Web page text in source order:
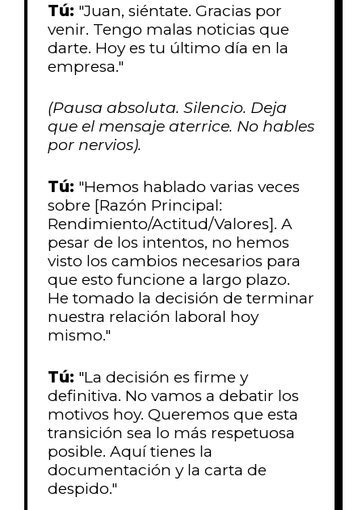
Tú: "Juan, siéntate. Gracias por
venir. Tengo malas noticias que
darte. Hoy es tu último día en la
empresa."
(Pausa absoluta. Silencio. Deja
que el mensaje aterrice. No hables
por nervios).
Tú: "Hemos hablado varias veces
sobre [Razón Principal:
Rendimiento/Actitud/Valores]. A
pesar de los intentos, no hemos
visto los cambios necesarios para
que esto funcione a largo plazo.
He tomado la decisión de terminar
nuestra relación laboral hoy
mismo."
Tú: "La decisión es firme y
definitiva. No vamos a debatir los
motivos hoy. Queremos que esta
transición sea lo más respetuosa
posible. Aquí tienes la
documentación y la carta de
despido."